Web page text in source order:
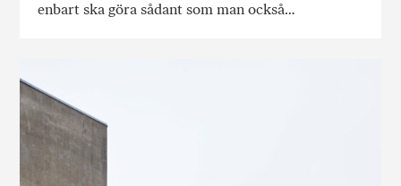
enbart ska göra sådant som man också…